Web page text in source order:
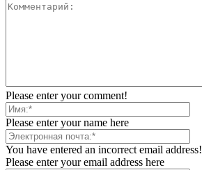
Please enter your comment!
Please enter your name here
You have entered an incorrect email address!
Please enter your email address here